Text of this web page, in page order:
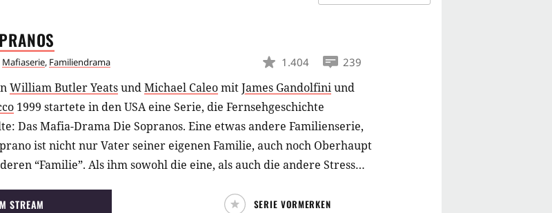
Mafiaserie, Familiendrama 1.404 239
William Butler YeatsundMichael CaleomitJames Gandolfiniund
1999 startete in den USA eine Serie, die Fernsehgeschichte
Das Mafia-Drama Die Sopranos. Eine etwas andere Familienserie,
ist nicht nur Vater seiner eigenen Familie, auch noch Oberhaupt
“Familie”. Als ihm sowohl die eine, als auch die andere Stress
STREAM SERIE VORMERKEN